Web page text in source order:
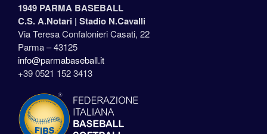
1949 PARMA BASEBALL
C.S. A.Notari | Stadio N.Cavalli
Via Teresa Confalonieri Casati, 22
Parma – 43125
info@parmabaseball.it
+39 0521 152 3413